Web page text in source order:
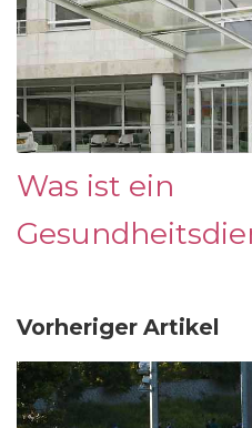
Was ist ein
Vorheriger Artikel